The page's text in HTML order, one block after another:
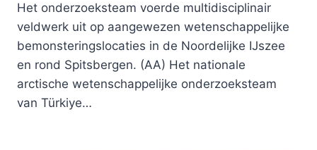
Het onderzoeksteam voerde multidisciplinair
veldwerk uit op aangewezen wetenschappelijke
bemonsteringslocaties in de Noordelijke IJszee
en rond Spitsbergen. (AA) Het nationale
arctische wetenschappelijke onderzoeksteam
van Türkiye…